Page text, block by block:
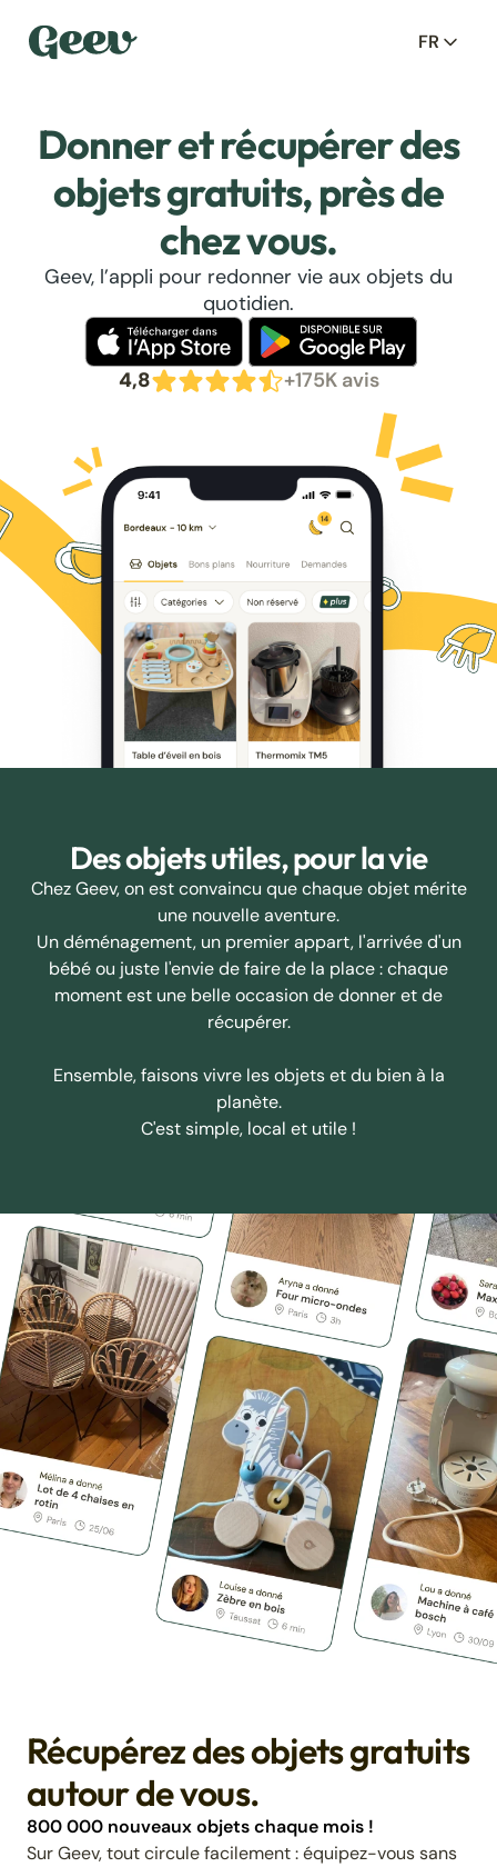
FR
Donner et récupérer des
objets gratuits, près de
chez vous.
Geev, l’appli pour redonner vie aux objets du
quotidien.
4,8 +175K avis
Des objets utiles, pour la vie
Chez Geev, on est convaincu que chaque objet mérite
une nouvelle aventure.
Un déménagement, un premier appart, l'arrivée d'un
bébé ou juste l'envie de faire de la place : chaque
moment est une belle occasion de donner et de
récupérer.
Ensemble, faisons vivre les objets et du bien à la
planète.
C'est simple, local et utile !
Récupérez des objets gratuits
autour de vous.
800 000 nouveaux objets chaque mois !
Sur Geev, tout circule facilement : équipez-vous sans